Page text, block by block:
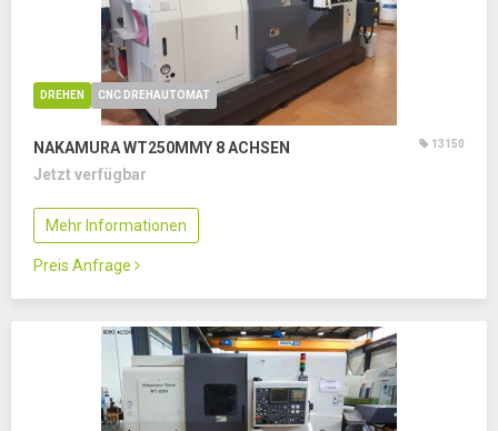
DREHEN CNC DREHAUTOMAT
NAKAMURA WT250MMY 8 ACHSEN 13150
Jetzt verfügbar
Mehr Informationen
Preis Anfrage